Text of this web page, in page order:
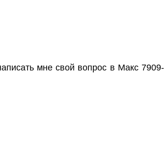
мне свой вопрос в Макс 7909-